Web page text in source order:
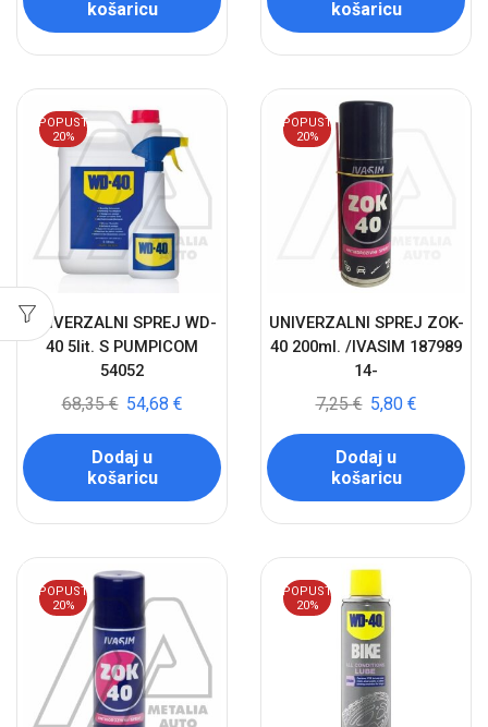
košaricu
košaricu
POPUST
20%
UNIVERZALNI SPREJ WD-
40 5lit. S PUMPICOM
54052
68,35€ 54,68 €
Dodaj u
košaricu
POPUST
20%
UNIVERZALNI SPREJ ZOK-
40 200ml. /IVASIM 187989
14-
7,25€ 5,80 €
Dodaj u
košaricu
POPUST
20%
POPUST
20%